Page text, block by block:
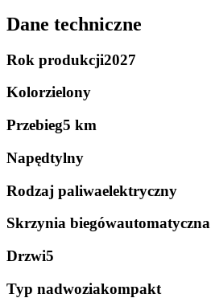
Dane techniczne
Rok produkcji2027
Kolorzielony
Przebieg5 km
Napędtylny
Rodzaj paliwaelektryczny
Skrzynia biegówautomatyczna
Drzwi5
Typ nadwoziakompakt